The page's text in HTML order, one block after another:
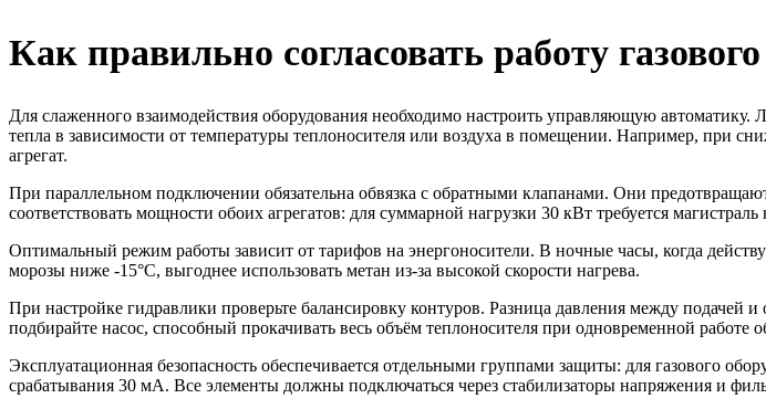
Как правильно согласовать работу
Для слаженного взаимодействия оборудования необходимо настроить управляющую
тепла в зависимости от температуры теплоносителя или воздуха в помещении. Например, при
агрегат.
При параллельном подключении обязательна обвязка с обратными клапанами. Они
соответствовать мощности обоих агрегатов: для суммарной нагрузки 30 кВт требуется
Оптимальный режим работы зависит от тарифов на энергоносители. В ночные часы, когда
морозы ниже -15°C, выгоднее использовать метан из-за высокой скорости нагрева.
При настройке гидравлики проверьте балансировку контуров. Разница давления между
подбирайте насос, способный прокачивать весь объём теплоносителя при одновременной работе
Эксплуатационная безопасность обеспечивается отдельными группами защиты: для газового
срабатывания 30 мА. Все элементы должны подключаться через стабилизаторы напряжения и